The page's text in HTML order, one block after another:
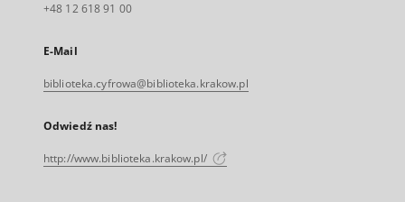
+48 12 618 91 00
E-Mail
biblioteka.cyfrowa@biblioteka.krakow.pl
Odwiedź nas!
http://www.biblioteka.krakow.pl/